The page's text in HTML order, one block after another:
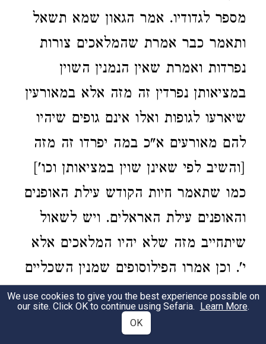
מספר לגדודיו. אמר הגאון שמא תשאל
ותאמר כבר אמרת שהמלאכים צורות
נפרדות ואמרת שאין הנמנין השוין
במציאותן נפרדין זה מזה אלא במאורעין
שיארעו לגופות ואלו אינם גופים שיהיו
להם מאורעים א"כ במה יפרדו זה מזה
[והשיב לפי שאינן שוין במציאותן וכו']
כמו שתאמר חיות הקודש עילת האופנים
והאופנים עילת האראלים. ויש לשאול
שיתחייב מזה שלא יהיו המלאכים אלא
י'. וכן אמרו הפילוסופים שמנין השכליים
י'. וא"כ הוא זה היאך יהיו המלאכים
הרבה עד אין מספר ובמה יפרדו אלו זה
We use cookies to give you the best experience possible on
our site. Click OK to continue using Sefaria. Learn More.
OK